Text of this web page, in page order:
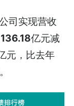
司实现营收
亿元减
元，比去年